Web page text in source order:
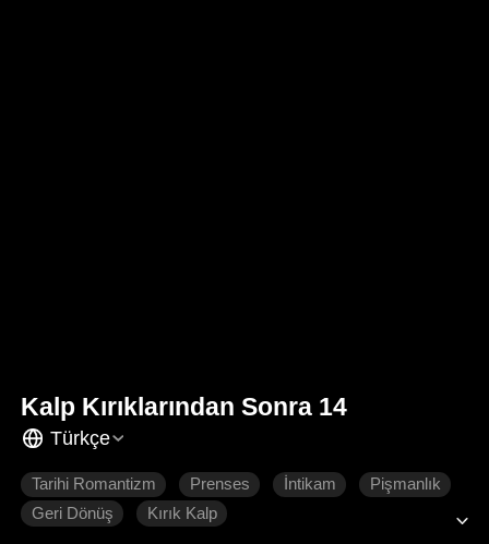
Kalp Kırıklarından Sonra 14
Türkçe
Tarihi Romantizm Prenses İntikam
Pişmanlık
Geri Dönüş
Kırık Kalp